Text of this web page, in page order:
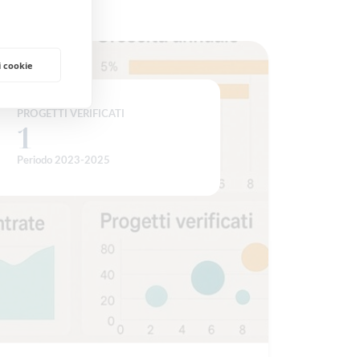
cookie
PROGETTI VERIFICATI
1
Periodo 2023-2025